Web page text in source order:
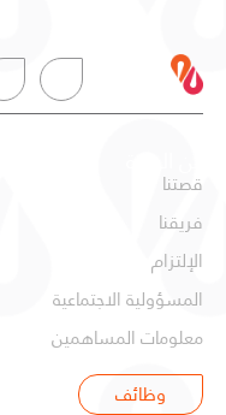
قصتنا
فريقنا
الإلتزام
المسؤولية الاجتماعية
معلومات المساهمين
وظائف